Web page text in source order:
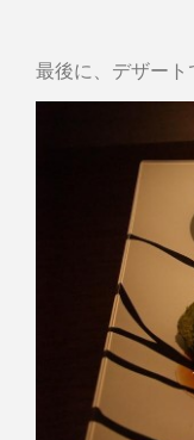
最後に、デザート